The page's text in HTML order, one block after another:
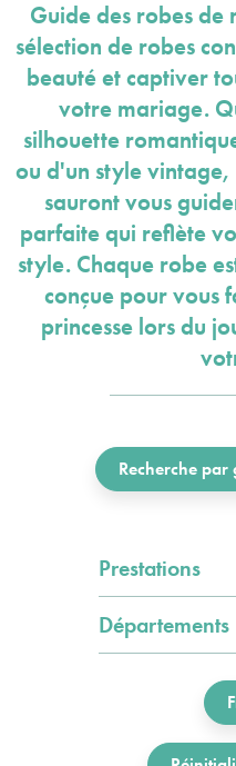
Guide des robes de
sélection de robes
beauté et captiver
votre mariage.
silhouette
ou d'un style
sauront vous
parfaite qui reflète
style. Chaque robe
conçue pour vous
princesse lors du
Recherche
Prestations
Départements